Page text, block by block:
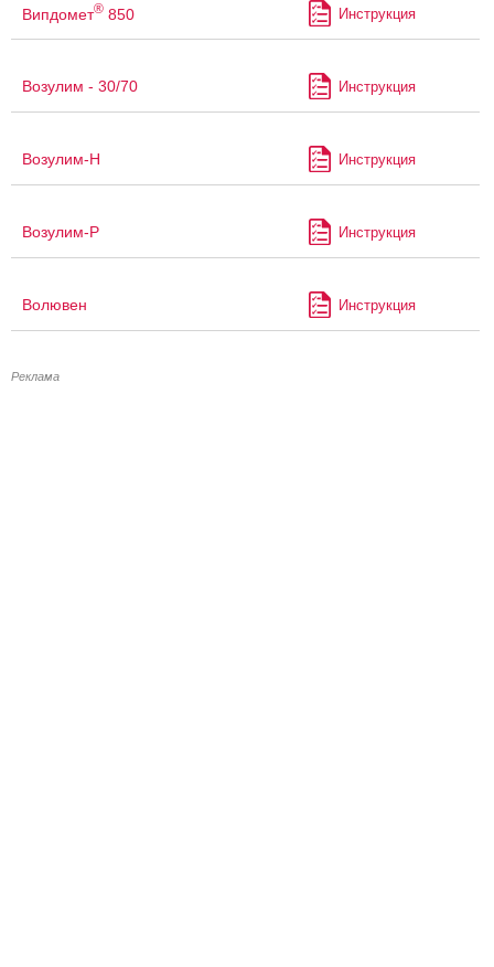
Випдомет® 850 Инструкция
Возулим - 30/70 Инструкция
Возулим-Н Инструкция
Возулим-Р Инструкция
Волювен Инструкция
Реклама